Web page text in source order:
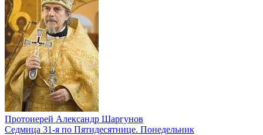
Протоиерей Александр Шаргунов
Седмица 31-я по Пятидесятнице. Понедельник